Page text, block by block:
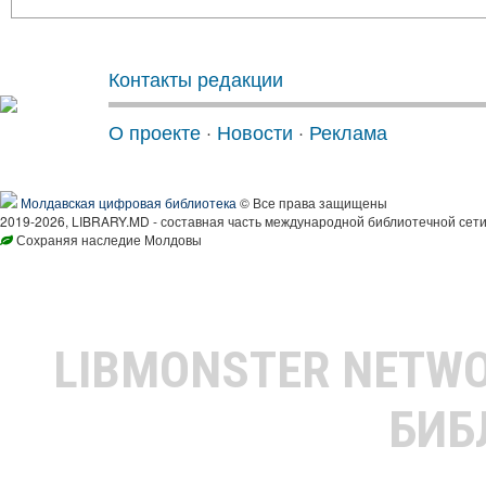
Контакты редакции
О проекте · Новости · Реклама
Молдавская цифровая библиотека © Все права защищены
2019-2026, LIBRARY.MD - составная часть международной библиотечной
Сохраняя наследие Молдовы
LIBMONSTER